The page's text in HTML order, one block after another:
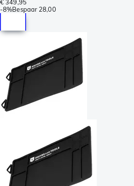
€ 349,95
-8%Bespaar 28,00